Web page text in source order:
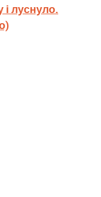
луснуло.